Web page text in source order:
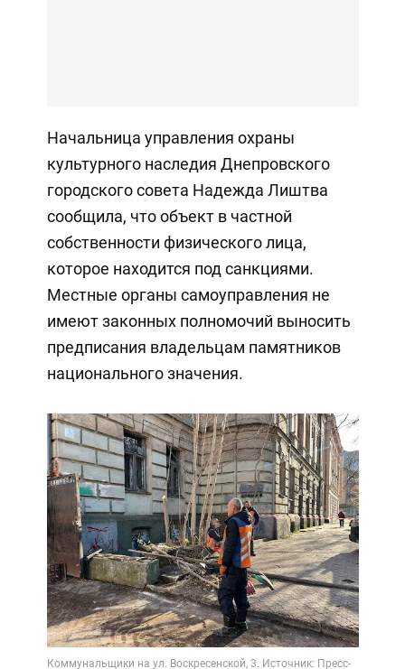
Начальница управления охраны
культурного наследия Днепровского
городского совета Надежда Лиштва
сообщила, что объект в частной
собственности физического лица,
которое находится под санкциями.
Местные органы самоуправления не
имеют законных полномочий выносить
предписания владельцам памятников
национального значения.